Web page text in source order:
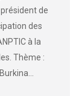
de
des
à la
Thème :